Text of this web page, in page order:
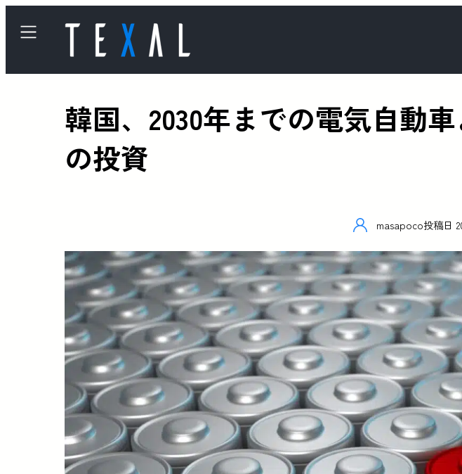
韓国、2030年までの電気自動
の投資
masapoco投稿日